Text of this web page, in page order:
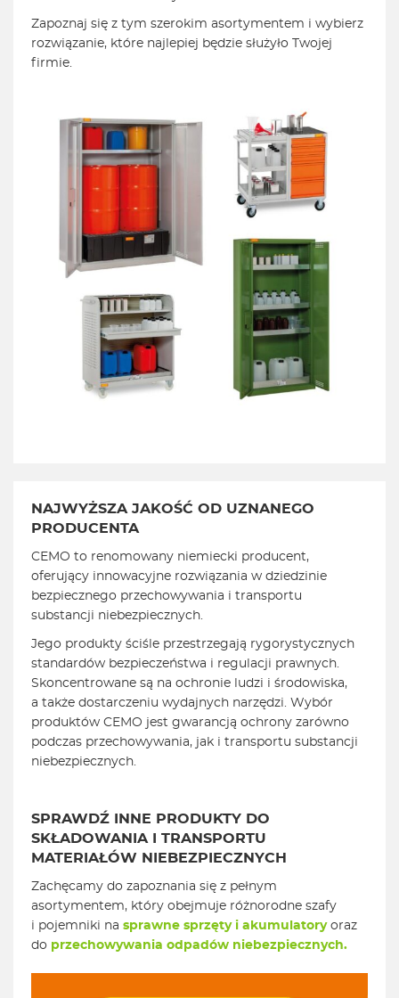
Zapoznaj się z tym szerokim asortymentem i wybierz
rozwiązanie, które najlepiej będzie służyło Twojej
firmie.
NAJWYŻSZA JAKOŚĆ OD UZNANEGO
PRODUCENTA
CEMO to renomowany niemiecki producent,
oferujący innowacyjne rozwiązania w dziedzinie
bezpiecznego przechowywania i transportu
substancji niebezpiecznych.
Jego produkty ściśle przestrzegają rygorystycznych
standardów bezpieczeństwa i regulacji prawnych.
Skoncentrowane są na ochronie ludzi i środowiska,
a także dostarczeniu wydajnych narzędzi. Wybór
produktów CEMO jest gwarancją ochrony zarówno
podczas przechowywania, jak i transportu substancji
niebezpiecznych.
SPRAWDŹ INNE PRODUKTY DO
SKŁADOWANIA I TRANSPORTU
MATERIAŁÓW NIEBEZPIECZNYCH
Zachęcamy do zapoznania się z pełnym
asortymentem, który obejmuje różnorodne szafy
i pojemniki na sprawne sprzęty i akumulatoryoraz
do przechowywania odpadów niebezpiecznych.